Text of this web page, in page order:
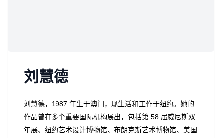
刘慧德
刘慧德，1987 年生于澳门，现生活和工作于纽约。她的
作品曾在多个重要国际机构展出，包括第 58 届威尼斯双
年展、纽约艺术设计博物馆、布朗克斯艺术博物馆、美国